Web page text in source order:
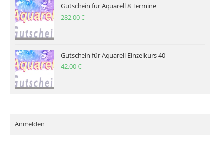
Gutschein für Aquarell 8 Termine
282,00€
Gutschein für Aquarell Einzelkurs 40
42,00€
Anmelden